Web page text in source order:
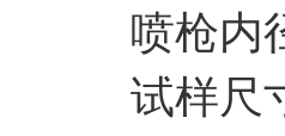
喷枪内
试样尺